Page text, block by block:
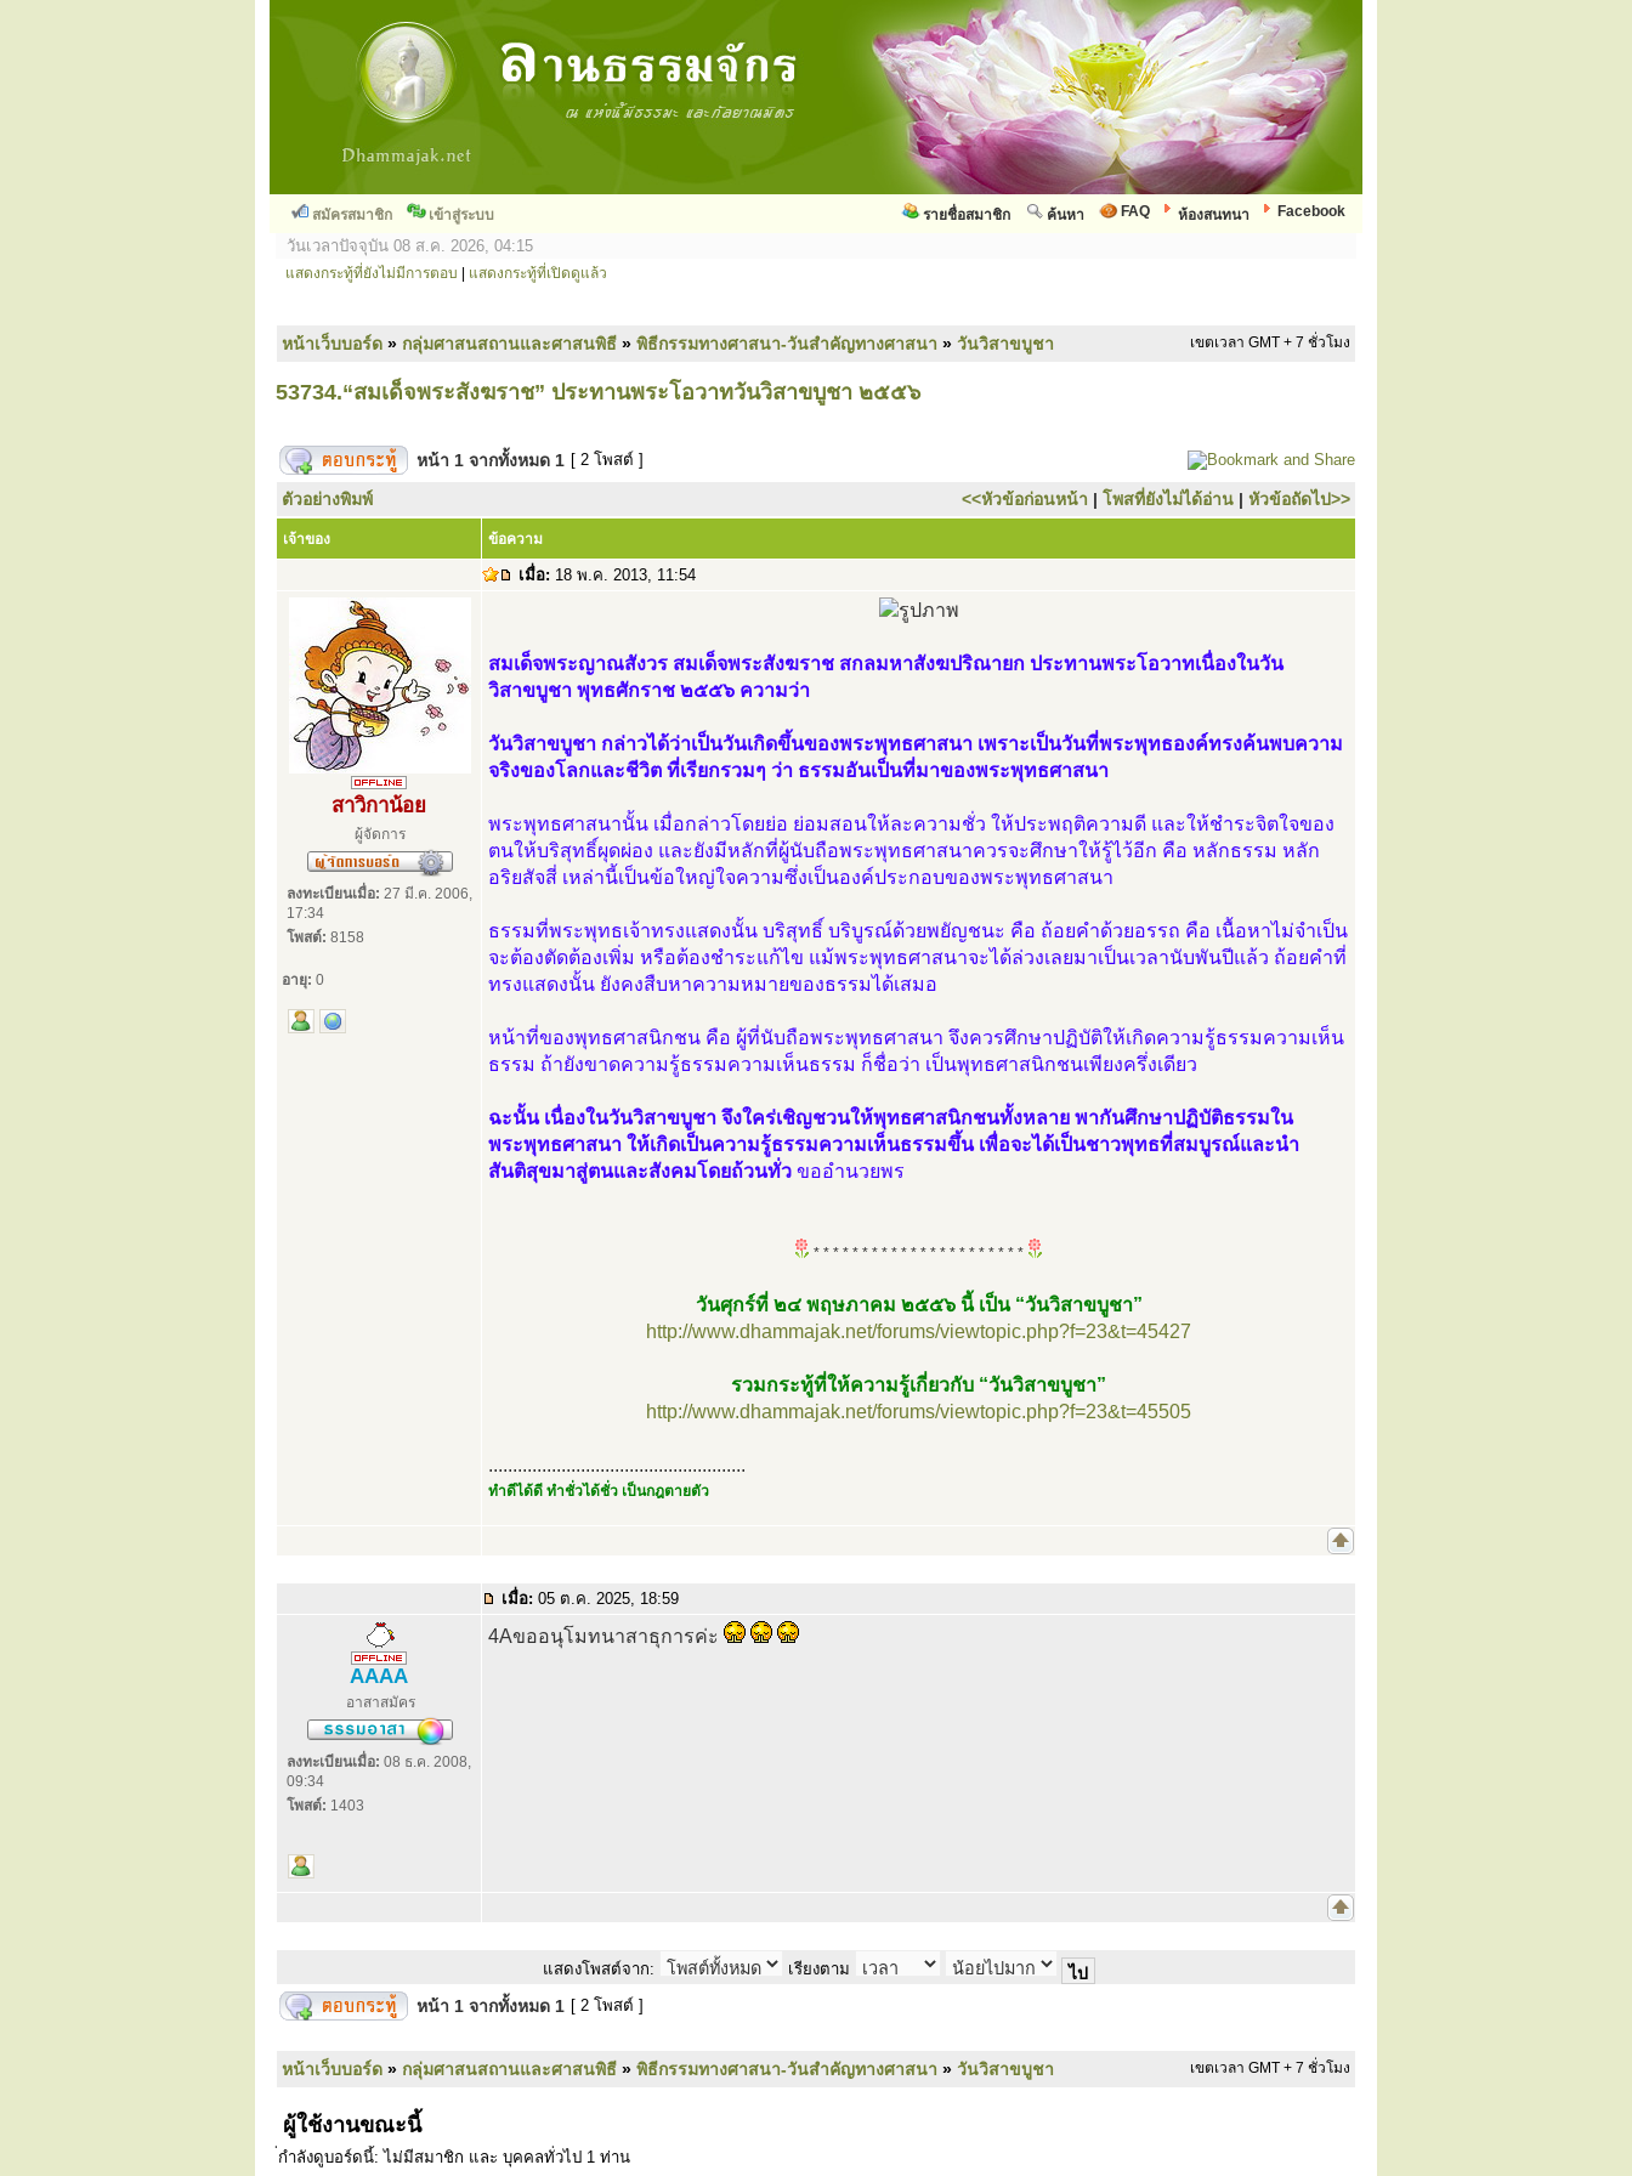
สมัครสมาชิก เข้าสู่ระบบ Facebook
ห้องสนทนา
FAQ
ค้นหา
รายชื่อสมาชิก
วันเวลาปัจจุบัน 08 ส.ค. 2026, 04:15
แสดงกระทู้ที่ยังไม่มีการตอบ แสดงกระทู้ที่เปิดดูแล้ว
หน้าเว็บบอร์ด » กลุ่มศาสนสถานและศาสนพิธี » พิธีกรรมทางศาสนา-วันสำคัญทางศาสนา » วันวิสาขบูชา เขตเวลา GMT + 7 ชั่วโมง
53734.“สมเด็จพระสังฆราช” ประทานพระโอวาทวันวิสาขบูชา ๒๕๕๖
หน้า 1 จากทั้งหมด 1 [ 2 โพสต์ ]
ตัวอย่างพิมพ์ <<หัวข้อก่อนหน้า | โพสที่ยังไม่ได้อ่าน | หัวข้อถัดไป>>
เจ้าของ ข้อความ
เมื่อ: 18 พ.ค. 2013, 11:54
สาวิกาน้อย
ผู้จัดการ
ลงทะเบียนเมื่อ: 27 มี.ค. 2006,
17:34
โพสต์: 8158
อายุ: 0
สมเด็จพระญาณสังวร สมเด็จพระสังฆราช สกลมหาสังฆปริณายก ประทานพระโอวาทเนื่องในวัน
วิสาขบูชา พุทธศักราช ๒๕๕๖ ความว่า
วันวิสาขบูชา กล่าวได้ว่าเป็นวันเกิดขึ้นของพระพุทธศาสนา เพราะเป็นวันที่พระพุทธองค์ทรงค้นพบความ
จริงของโลกและชีวิต ที่เรียกรวมๆ ว่า ธรรมอันเป็นที่มาของพระพุทธศาสนา
พระพุทธศาสนานั้น เมื่อกล่าวโดยย่อ ย่อมสอนให้ละความชั่ว ให้ประพฤติความดี และให้ชำระจิตใจของ
ตนให้บริสุทธิ์ผุดผ่อง และยังมีหลักที่ผู้นับถือพระพุทธศาสนาควรจะศึกษาให้รู้ไว้อีก คือ หลักธรรม หลัก
อริยสัจสี่ เหล่านี้เป็นข้อใหญ่ใจความซึ่งเป็นองค์ประกอบของพระพุทธศาสนา
ธรรมที่พระพุทธเจ้าทรงแสดงนั้น บริสุทธิ์ บริบูรณ์ด้วยพยัญชนะ คือ ถ้อยคำด้วยอรรถ คือ เนื้อหาไม่จำเป็น
จะต้องตัดต้องเพิ่ม หรือต้องชำระแก้ไข แม้พระพุทธศาสนาจะได้ล่วงเลยมาเป็นเวลานับพันปีแล้ว ถ้อยคำที่
ทรงแสดงนั้น ยังคงสืบหาความหมายของธรรมได้เสมอ
หน้าที่ของพุทธศาสนิกชน คือ ผู้ที่นับถือพระพุทธศาสนา จึงควรศึกษาปฏิบัติให้เกิดความรู้ธรรมความเห็น
ธรรม ถ้ายังขาดความรู้ธรรมความเห็นธรรม ก็ชื่อว่า เป็นพุทธศาสนิกชนเพียงครึ่งเดียว
ฉะนั้น เนื่องในวันวิสาขบูชา จึงใคร่เชิญชวนให้พุทธศาสนิกชนทั้งหลาย พากันศึกษาปฏิบัติธรรมใน
พระพุทธศาสนา ให้เกิดเป็นความรู้ธรรมความเห็นธรรมขึ้น เพื่อจะได้เป็นชาวพุทธที่สมบูรณ์และนำ
สันติสุขมาสู่ตนและสังคมโดยถ้วนทั่ว ขออำนวยพร
* * * * * * * * * * * * * * * * * * * * * *
วันศุกร์ที่ ๒๔ พฤษภาคม ๒๕๕๖ นี้ เป็น “วันวิสาขบูชา”
http://www.dhammajak.net/forums/viewtopic.php?f=23&t=45427
รวมกระทู้ที่ให้ความรู้เกี่ยวกับ “วันวิสาขบูชา”
http://www.dhammajak.net/forums/viewtopic.php?f=23&t=45505
.....................................................
ทำดีได้ดี ทำชั่วได้ชั่ว เป็นกฎตายตัว
เมื่อ: 05 ต.ค. 2025, 18:59
AAAA
อาสาสมัคร
ลงทะเบียนเมื่อ: 08 ธ.ค. 2008,
09:34
โพสต์: 1403
4Aขออนุโมทนาสาธุการค่ะ
แสดงโพสต์จาก: เรียงตาม
หน้า 1 จากทั้งหมด 1 [ 2 โพสต์ ]
หน้าเว็บบอร์ด » กลุ่มศาสนสถานและศาสนพิธี » พิธีกรรมทางศาสนา-วันสำคัญทางศาสนา » วันวิสาขบูชา เขตเวลา GMT + 7 ชั่วโมง
ผู้ใช้งานขณะนี้
่กำลังดูบอร์ดนี้: ไม่มีสมาชิก และ บุคคลทั่วไป 1 ท่าน